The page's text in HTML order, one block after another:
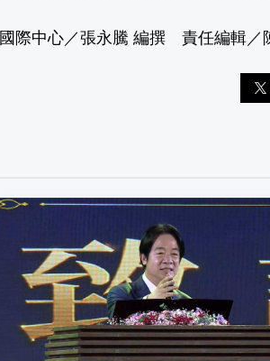
國際中心／張永騰 編撰 責任編輯／